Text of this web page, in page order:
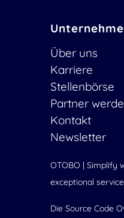
Über uns
Karriere
Stellenbörse
Partner
Kontakt
Newsletter
OTOBO | Simplify
exceptional
Die Source Code